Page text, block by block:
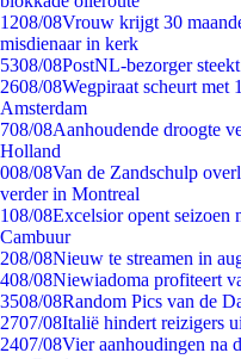
1208/08Vrouw krijgt 30
misdienaar in kerk
5308/08PostNL-bezorger
2608/08Wegpiraat scheurt met
Amsterdam
708/08Aanhoudende droogte
Holland
008/08Van de Zandschulp
verder in Montreal
108/08Excelsior opent seizoen
Cambuur
208/08Nieuw te streamen in
408/08Niewiadoma profiteert
3508/08Random Pics van de
2707/08Italië hindert reizigers
2407/08Vier aanhoudingen na